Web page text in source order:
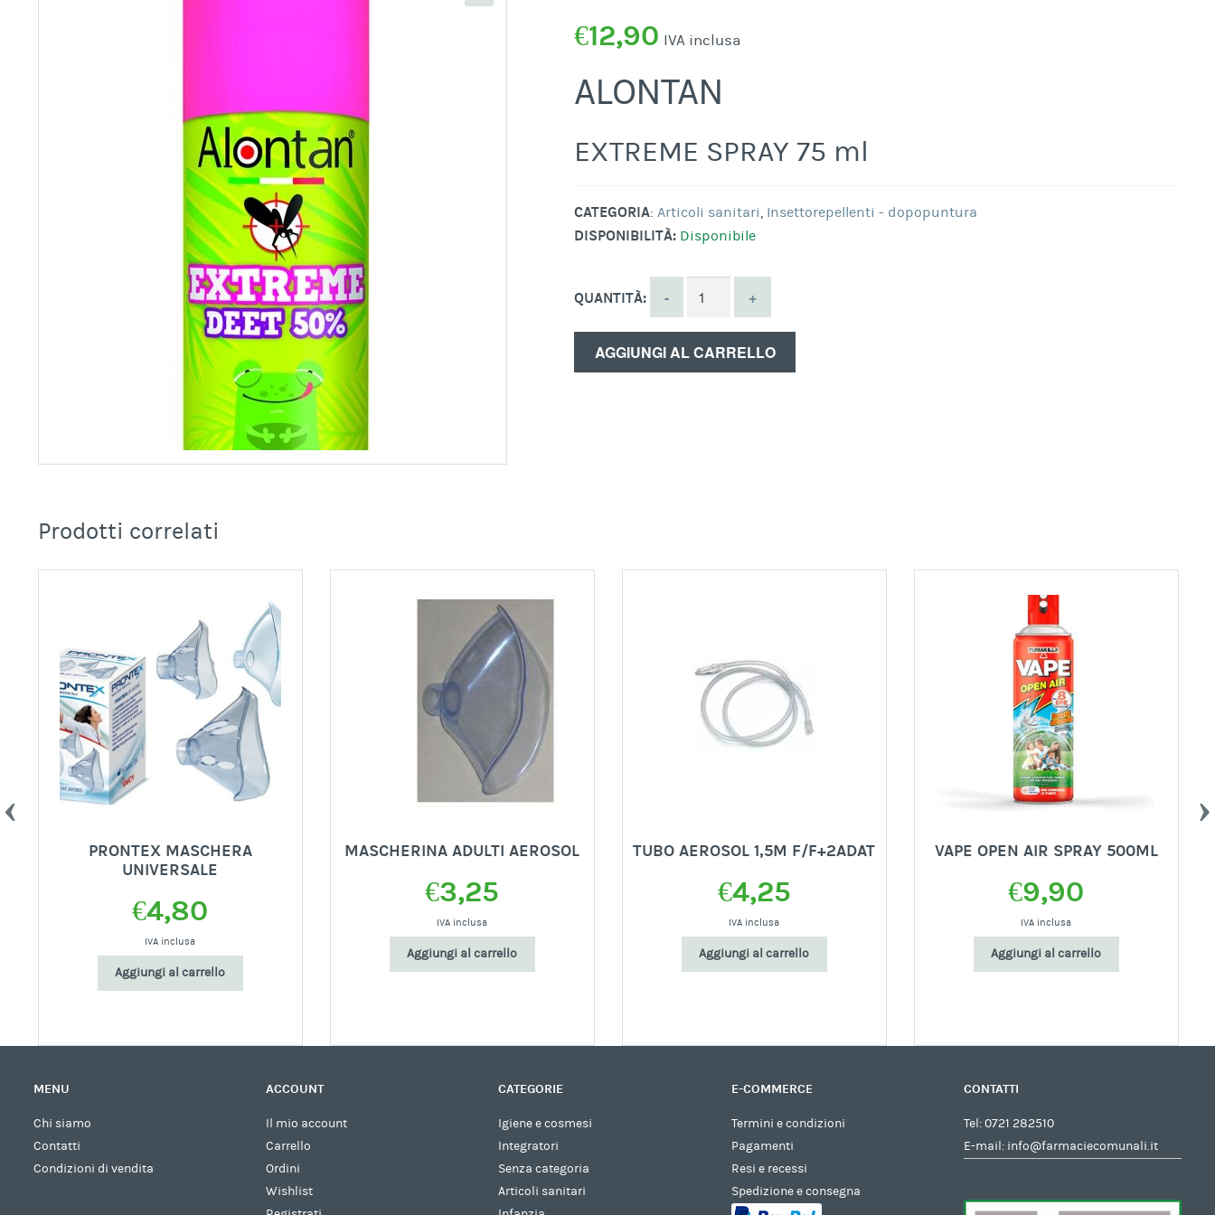
€12,90 IVA inclusa
ALONTAN
EXTREME SPRAY 75 ml
CATEGORIA: Articoli sanitari, Insettorepellenti - dopopuntura
DISPONIBILITÀ: Disponibile
QUANTITÀ:
AGGIUNGI AL CARRELLO
Prodotti correlati
PRONTEX MASCHERA
UNIVERSALE
€4,80
IVA inclusa
Aggiungi al carrello
MASCHERINA ADULTI AEROSOL
€3,25
IVA inclusa
Aggiungi al carrello
TUBO AEROSOL 1,5M F/F+2ADAT
€4,25
IVA inclusa
Aggiungi al carrello
VAPE OPEN AIR SPRAY 500ML
€9,90
IVA inclusa
Aggiungi al carrello
MENU
Chi siamo
Contatti
Condizioni di vendita
ACCOUNT
Il mio account
Carrello
Ordini
Wishlist
CATEGORIE
Igiene e cosmesi
Integratori
Senza categoria
Articoli sanitari
E-COMMERCE
Termini e condizioni
Pagamenti
Resi e recessi
Spedizione e consegna
CONTATTI
Tel:0721 282510
E-mail: info@farmaciecomunali.it